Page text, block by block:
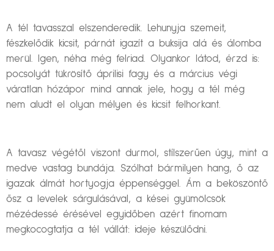
A tél tavasszal elszenderedik. Lehunyja szemeit,
fészkelődik kicsit, párnát igazít a buksija alá és álomba
merül. Igen, néha még felriad. Olyankor látod, érzd is:
pocsolyát tükrösítő áprilisi fagy és a március végi
váratlan hózápor mind annak jele, hogy a tél még
nem aludt el olyan mélyen és kicsit felhorkant.
A tavasz végétől viszont durmol, stílszerűen úgy, mint a
medve vastag bundája. Szólhat bármilyen hang, ő az
igazak álmát hortyogja éppenséggel. Ám a beköszöntő
ősz a levelek sárgulásával, a kései gyümölcsök
mézédessé érésével egyidőben azért finomam
megkocogtatja a tél vállát: ideje készülődni.